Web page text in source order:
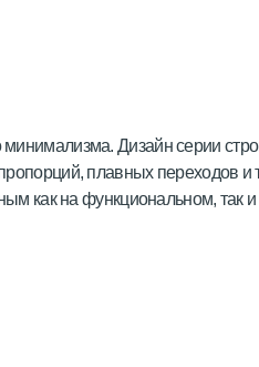
Дизайн серии
плавных переходов и
как на функциональном, так и